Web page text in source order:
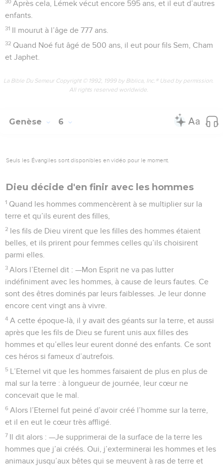
30 Après cela, Lémek vécut encore 595 ans, et il eut d’autres
enfants.
31 Il mourut à l’âge de 777 ans.
32 Quand Noé fut âgé de 500 ans, il eut pour fils Sem, Cham
et Japhet.
La Bible Du Semeur Copyright © 1992, 1999 by Biblica, Inc.® Used by permission.
All rights reserved worldwide.
Genèse 6
Seuls les Évangiles sont disponibles en vidéo pour le moment.
Dieu décide d'en finir avec les hommes
1 Quand les hommes commencèrent à se multiplier sur la
terre et qu’ils eurent des filles,
2 les fils de Dieu virent que les filles des hommes étaient
belles, et ils prirent pour femmes celles qu’ils choisirent
parmi elles.
3 Alors l’Eternel dit : —Mon Esprit ne va pas lutter
indéfiniment avec les hommes, à cause de leurs fautes. Ce
sont des êtres dominés par leurs faiblesses. Je leur donne
encore cent vingt ans à vivre.
4 A cette époque-là, il y avait des géants sur la terre, et aussi
après que les fils de Dieu se furent unis aux filles des
hommes et qu’elles leur eurent donné des enfants. Ce sont
ces héros si fameux d’autrefois.
5 L’Eternel vit que les hommes faisaient de plus en plus de
mal sur la terre : à longueur de journée, leur cœur ne
concevait que le mal.
6 Alors l’Eternel fut peiné d’avoir créé l’homme sur la terre,
et il en eut le cœur très affligé.
7 Il dit alors : —Je supprimerai de la surface de la terre les
hommes que j’ai créés. Oui, j’exterminerai les hommes et les
animaux jusqu’aux bêtes qui se meuvent à ras de terre et